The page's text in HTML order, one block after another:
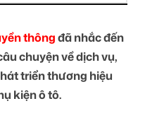
thôngđã nhắc đến
chuyện về dịch vụ,
triển thương hiệu
kiện ô tô.